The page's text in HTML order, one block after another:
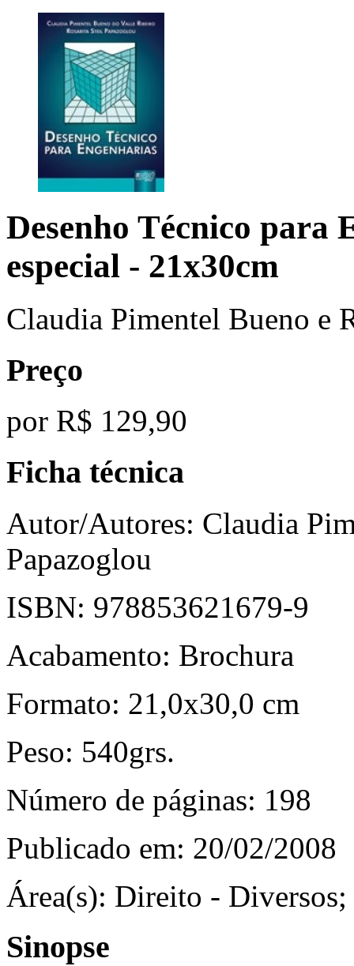
Desenho Técnico para
especial - 21x30cm
Claudia Pimentel Bueno e
Preço
por R$ 129,90
Ficha técnica
Autor/Autores: Claudia
Papazoglou
ISBN: 978853621679-9
Acabamento: Brochura
Formato: 21,0x30,0 cm
Peso: 540grs.
Número de páginas: 198
Publicado em: 20/02/2008
Área(s): Direito - Diversos;
Sinopse